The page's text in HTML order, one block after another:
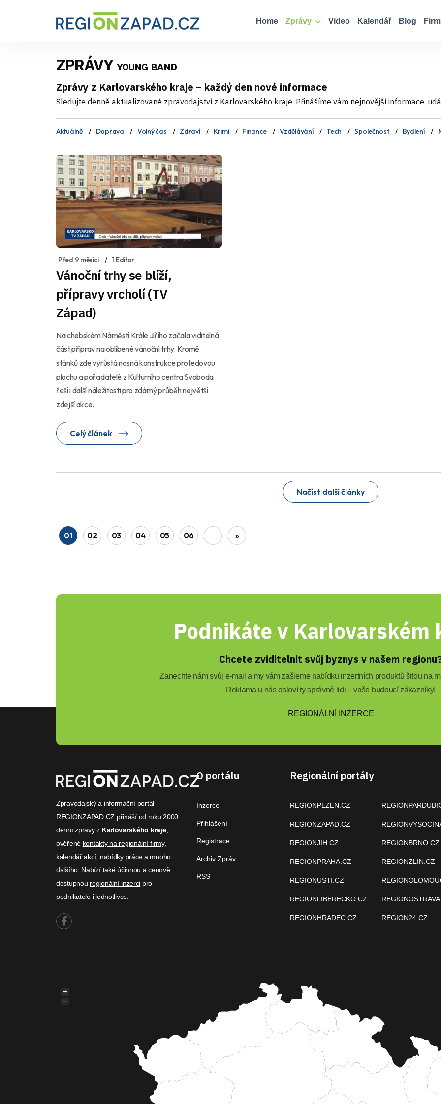
Home Zprávy Video Kalendář Blog
ZPRÁVYYOUNG BAND
Zprávy z Karlovarského kraje – každý den nové informace
Sledujte denně aktualizované zpravodajství z Karlovarského kraje. Přinášíme vám nejnovější informace,
Aktuálně Doprava Volný čas Zdraví Krimi Finance Vzdělávání Tech Společnost Bydlení
Před 9 měsíci 1 Editor
Vánoční trhy se blíží,
přípravy vrcholí (TV
Západ)
Na chebském Náměstí Krále Jiřího začala viditelná
část příprav na oblíbené vánoční trhy. Kromě
stánků zde vyrůstá nosná konstrukce pro ledovou
plochu a pořadatelé z Kulturního centra Svoboda
řeší i další náležitosti pro zdárný průběh největší
zdejší akce.
Celý článek
Načíst další články
01 02 03 04 05 06 »
Podnikáte v Karlovarském
Chcete zviditelnit svůj byznys v našem
Zanechte nám svůj e-mail a my vám zašleme nabídku inzertních produktů šitou na
Reklama u nás osloví ty správné lidi – vaše budoucí zákazníky!
REGIONÁLNÍ INZERCE
Zpravodajský a informační portál
REGIONZAPAD.CZ přináší od roku 2000
denní zprávyz Karlovarského kraje,
ověřené kontakty na regionální firmy,
kalendář akcí, nabídky práce a mnoho
dalšího. Nabízí také účinnou a cenově
dostupnou regionální inzerci pro
podnikatele i jednotlivce.
O portálu
Inzerce
Přihlášení
Registrace
Archiv Zpráv
RSS
Regionální portály
REGIONPLZEN.CZ
REGIONZAPAD.CZ
REGIONJIH.CZ
REGIONPRAHA.CZ
REGIONUSTI.CZ
REGIONLIBERECKO.CZ
REGIONHRADEC.CZ
REGIONBRNO.CZ
REGIONZLIN.CZ
REGION24.CZ
+
−